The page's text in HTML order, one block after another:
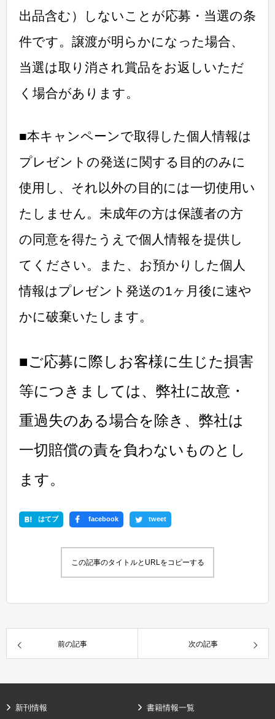
出品含む）しないことが応募・当選の条
件です。譲渡が明らかになった場合、
当選は取り消され賞品をお返しいただ
く場合があります。
■本キャンペーンで取得した個人情報は
プレゼントの発送に関する目的のみに
使用し、それ以外の目的には一切使用い
たしません。未成年の方は保護者の方
の同意を得たうえで個人情報を提供し
てください。また、お預かりした個人
情報はプレゼント発送の1ヶ月後に速や
かに破棄いたします。
■ご応募に際しお客様に生じた損害
等につきましては、弊社に故意・
重過失のある場合を除き、弊社は
一切賠償の責を負わないものとし
ます。
はてブ facebook tweet
この記事のタイトルとURLをコピーする
前の記事 次の記事
新刊情報 書籍情報一覧